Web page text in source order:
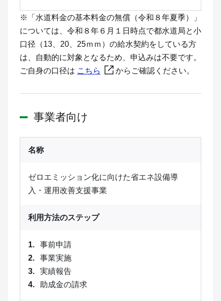
※「水道料金の基本料金の無償（令和８年夏季）」
については、令和８年６月１日時点で都水道局と小
口径（13、20、25ｍｍ）の給水契約をしている方
は、自動的に対象となるため、申込みは不要です。
ご自身の口径は こちら からご確認ください。
事業者向け
名称
ゼロエミッション化に向けた省エネ設備導
入・運用改善支援事業
利用方法のステップ
事前申請
事業実施
実績報告
助成金の請求